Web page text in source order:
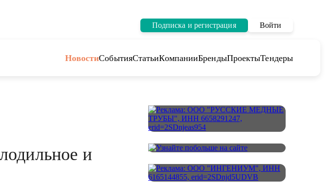
Подписка и регистрация Войти
НовостиСобытияСтатьиКомпанииБрендыПроектыТендеры
и